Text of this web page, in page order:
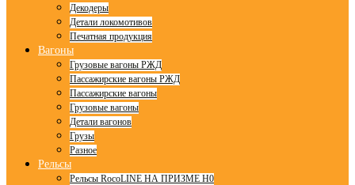
Декодеры
Детали локомотивов
Печатная продукция
Вагоны
Грузовые вагоны РЖД
Пассажирские вагоны РЖД
Пассажирские вагоны
Грузовые вагоны
Детали вагонов
Грузы
Разное
Рельсы
Рельсы RocoLINE НА ПРИЗМЕ H0